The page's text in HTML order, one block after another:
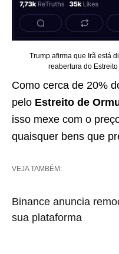
Trump afirma que Irã está
reabertura do Estreito
Como cerca de 20%
pelo Estreito de
isso mexe com o
quaisquer bens que
VEJA TAMBÉM:
Binance anuncia
sua plataforma